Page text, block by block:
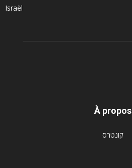
Israël
À propos
קונטרס